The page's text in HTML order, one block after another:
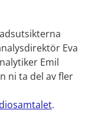
Eva
Emil
ni ta del av fler
.